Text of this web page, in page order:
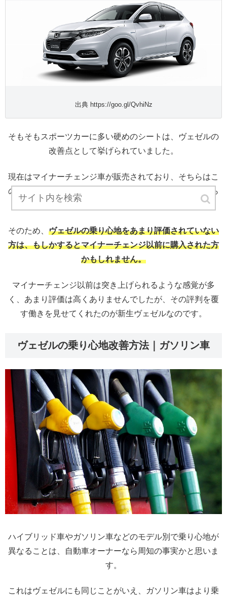
出典 https://goo.gl/QvhiNz
そもそもスポーツカーに多い硬めのシートは、ヴェゼルの
改善点として挙げられていました。
現在はマイナーチェンジ車が販売されており、そちらはこ
の不評をバネにして開発され、硬めのシートでありながら
快適性を追求した車らしい1台になっています。
そのため、 ヴェゼルの乗り心地をあまり評価されていない
方は、もしかするとマイナーチェンジ以前に購入された方
かもしれません。
マイナーチェンジ以前は突き上げられるような感覚が多
く、あまり評価は高くありませんでしたが、その評判を覆
す働きを見せてくれたのが新生ヴェゼルなのです。
ヴェゼルの乗り心地改善方法｜ガソリン車
ハイブリッド車やガソリン車などのモデル別で乗り心地が
異なることは、自動車オーナーなら周知の事実かと思いま
す。
これはヴェゼルにも同じことがいえ、ガソリン車はより乗